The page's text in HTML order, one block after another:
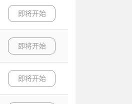
即将开始
即将开始
即将开始